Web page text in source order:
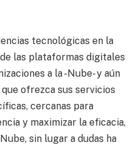
tecnológicas en la
las plataformas digitales
a la -Nube- y aún
que ofrezca sus servicios
cercanas para
y maximizar la eficacia,
sin lugar a dudas ha